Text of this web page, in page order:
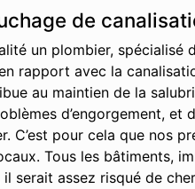
de
un plombier, spécialisé
rapport avec la
au maintien de la
d’engorgement, et
C’est pour cela que nos
Tous les bâtiments,
serait assez risqué de